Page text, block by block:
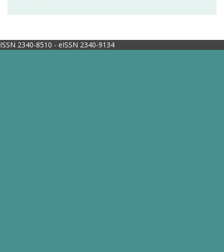
ISSN 2340-8510 - eISSN 2340-9134